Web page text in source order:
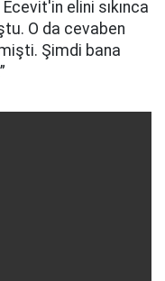
elini sıkınca
O da cevaben
Şimdi bana